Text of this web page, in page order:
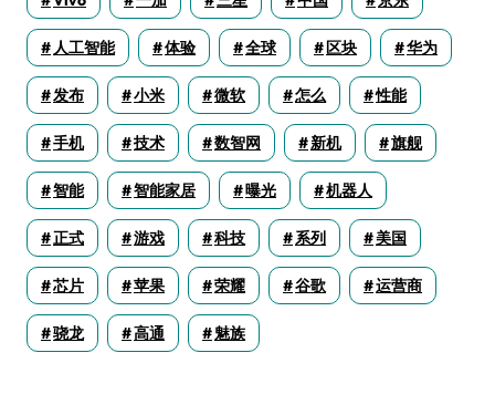
人工智能 体验 全球 区块 华为
发布 小米 微软 怎么 性能
手机 技术 数智网 新机 旗舰
智能 智能家居 曝光 机器人
正式 游戏 科技 系列 美国
芯片 苹果 荣耀 谷歌 运营商
骁龙 高通 魅族